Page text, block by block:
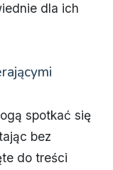
dla ich
spotkać się
bez
do treści